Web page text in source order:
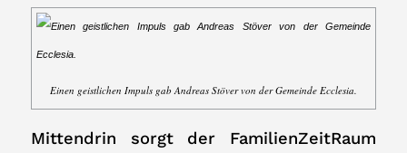
Einen geistlichen Impuls gab Andreas Stöver von der Gemeinde Ecclesia.
Mittendrin sorgt der FamilienZeitRaum